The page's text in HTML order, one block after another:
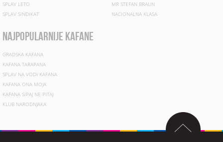
SPLAV LETO
SPLAV SINDIKAT
MR STEFAN BRAUN
NACIONALNA KLASA
najpopularnije kafane
GRADSKA KAFANA
KAFANA TARAPANA
SPLAV NA VODI KAFANA
KAFANA ONA MOJA
KAFANA SIPAJ NE PITAJ
KLUB NARODNJAKA